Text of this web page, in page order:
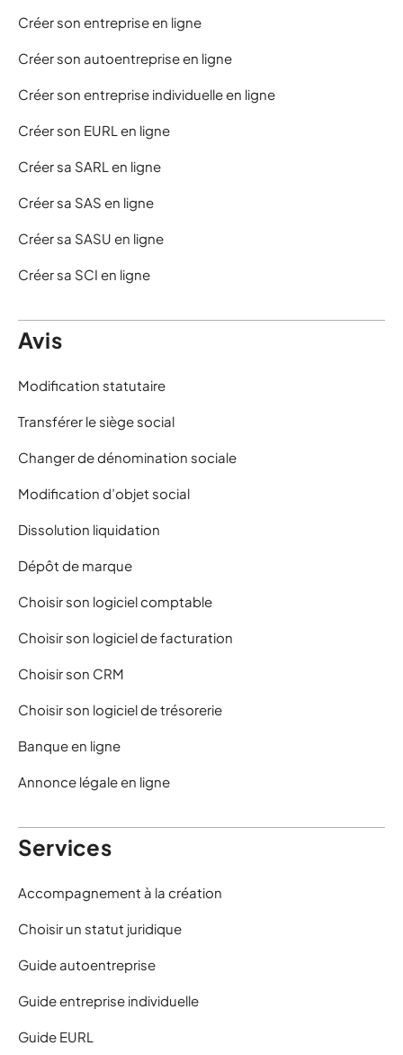
Créer son entreprise en ligne
Créer son autoentreprise en ligne
Créer son entreprise individuelle en ligne
Créer son EURL en ligne
Créer sa SARL en ligne
Créer sa SAS en ligne
Créer sa SASU en ligne
Créer sa SCI en ligne
Avis
Modification statutaire
Transférer le siège social
Changer de dénomination sociale
Modification d’objet social
Dissolution liquidation
Dépôt de marque
Choisir son logiciel comptable
Choisir son logiciel de facturation
Choisir son CRM
Choisir son logiciel de trésorerie
Banque en ligne
Annonce légale en ligne
Services
Accompagnement à la création
Choisir un statut juridique
Guide autoentreprise
Guide entreprise individuelle
Guide EURL